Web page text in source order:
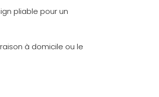
pliable pour un
à domicile ou le